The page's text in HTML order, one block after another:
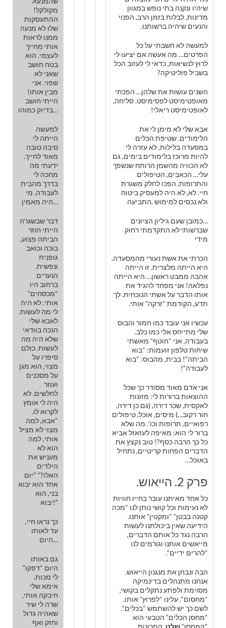
מקולקל!
ההתעסקות
שלו לא מנעה
ממנו לראות
אותי מחייך
לעצמי. הוא
בטח חושב
שאני לא
שפוי. אני
מבין אותו!
הייתי חושב
בדיוק כמוהו…
למעשה
הייתה לי
סיבה טובה
מאוד לחייך.
ידעתי מה
מחכה לי
בדרך מהבית
לעבודה. מי
היה מאמין…
דבר שבשגרה
הייתי חוזר
הביתה פצוע,
בוכה וכואב
גופנית
ונפשית.
הנערים
ברחוב היו
“מכסחים”
אותי. לא היה
לי מה לעשות.
לאבא שלי
הנכה בוודאי
שלא היה מה
לעשות. כולם
סיפרו על
מצוי, הוא מגן
על מסכנים
ועוזר
לחלשים. לא
היה לי אומץ
לקרוא לו.
“אבא, למה
מצוי לא מציל
אותי, למה
הוא לא
מעניש את
הילדים
האלו?” “יום
אחד הוא יבוא
בני, הוא
יבוא!”
כך נראו חיי,
עד לאותו
היום…
גם באותו
היום “דפקו”
לי מכות.
אימא שלי
חיבקה אותי,
שרה לי שיר
שאהיה גדול
וחזק ואף
שיהיו ונקנה בתי נופש במגוון
מדינות, לבלות בזמן הרב, הפנוי
והנעים שיהיה ברשותנו.
למעשה לא חשבתי על כל
הפרטים… מה אעשה אם יציעו לי
לרוץ לנשיאות, כדאי לי לעזוב הכל
בשביל פוליטיקה?
השנים עושות את שלהן… הפכתי
מאופטימיסט לפסימיסט. סליחה,
לאופטימיסט ריאלי!
אבא שלי לא מימן לי את
הלימודים. שטיפת הכלים
במסעדה בלילות, לא עזרה לי
להיות מרוכז בלימודים בימים, גם
לא הכוויה מהשמן הרותח שנשפך
עלי… הכאבים, הטיפולים
והתרופות, הפכו לחלק משגרת
חיי. לא, לא היה למעסיק ביטוח
ולא נכסים למימוש .התביעה
…כמובן שעם גיליון הציונים
שברשותי לא התקדמתי רחוק
מידי
הכרתי את אשת נעורי מהמסעדה.
היא הייתה מלצרית. זו הייתה
אהבה ממבט ראשון… היא הייתה
נפלאה! אני מפחד להגיד את
אותו הדבר על אשתי הנוכחית. לך
תדע, הקודמת “זרקה” אותי.
עכשיו אני עובד כמו חמור והבוס
שלי מתייחס אלי כמו כלב.
בעבודה, אני “חוטף” מאשתי
שיחות טלפון זועמות: “בוא
הביתה”! בבית, מהבוס: “בוא
לעבודה”!
אני אדם מאוד מסודר כך שכל
ההוצאות ברורות לי: מזונות
לאקסית, שכר דירה, (גם כן דירה,
חור רקוב…) מיסים, אוכל, טיפולים
רפואיים, תרופות וכו’. מה שלא
ברור לי הוא: מאיפה לעזאזל אביא
כל כך הרבה כסף?! טוב נקצץ את
הדברים הפחות קריטיים, נתחיל
באוכל…
פרק 2. הייאוש.
כל אחד מאיתנו עובר בחייו חוויות
לא נעימות וכל קושי נותן לנו “מכה
קטנה בבטן” “ומקטין” אותנו.
הידיעה שאין ביכולתנו לעשות
הרבה נגד כל אותם הדברים,
מייאשים אותנו וגורמים לנו
“להרים ידיים”.
הבה ונבחן את מנגנון הייאוש.
אנחנו מתנהלים בדינמיקה
מסוימת ולפתע נתקלים בקושי,
“מחסום”. עלינו “לפרוץ” אותו.
לשם כך יש להשתמש “בכלים”.
“מחסן הכלים” הטבעי הוא
“המחסן”שלנו , התכונות